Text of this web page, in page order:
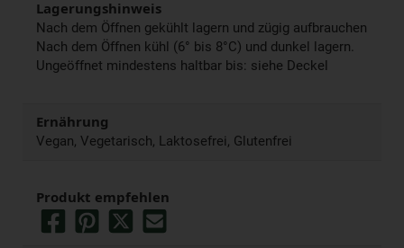
Lagerungshinweis
Nach dem Öffnen gekühlt lagern und zügig aufbrauchen
Nach dem Öffnen kühl (6° bis 8°C) und dunkel lagern.
Ungeöffnet mindestens haltbar bis: siehe Deckel
Ernährung
Vegan, Vegetarisch, Laktosefrei, Glutenfrei
Produkt empfehlen